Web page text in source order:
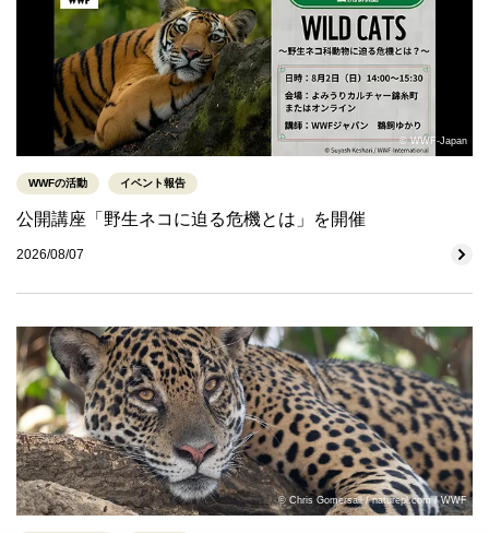
© WWF-Japan
WWFの活動 イベント報告
公開講座「野生ネコに迫る危機とは」を開催
2026/08/07
© Chris Gomersall / naturepl.com / WWF